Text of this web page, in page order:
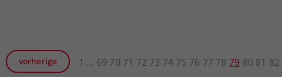
vorherige 1 69 70 71 72 73 74 75 76 77 78 79 80 81 82